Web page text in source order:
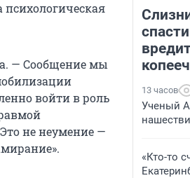
психологическая
— Сообщение мы
войти в роль
не неумение —
13 часов
Ученый
«Кто-то